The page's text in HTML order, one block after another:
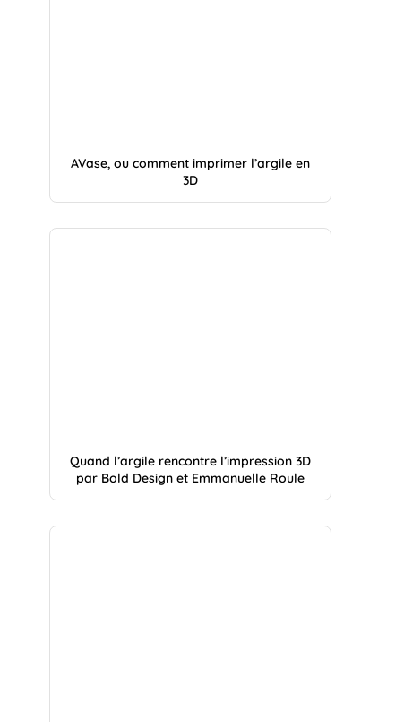
AVase, ou comment imprimer l’argile en
3D
Quand l’argile rencontre l’impression 3D
par Bold Design et Emmanuelle Roule